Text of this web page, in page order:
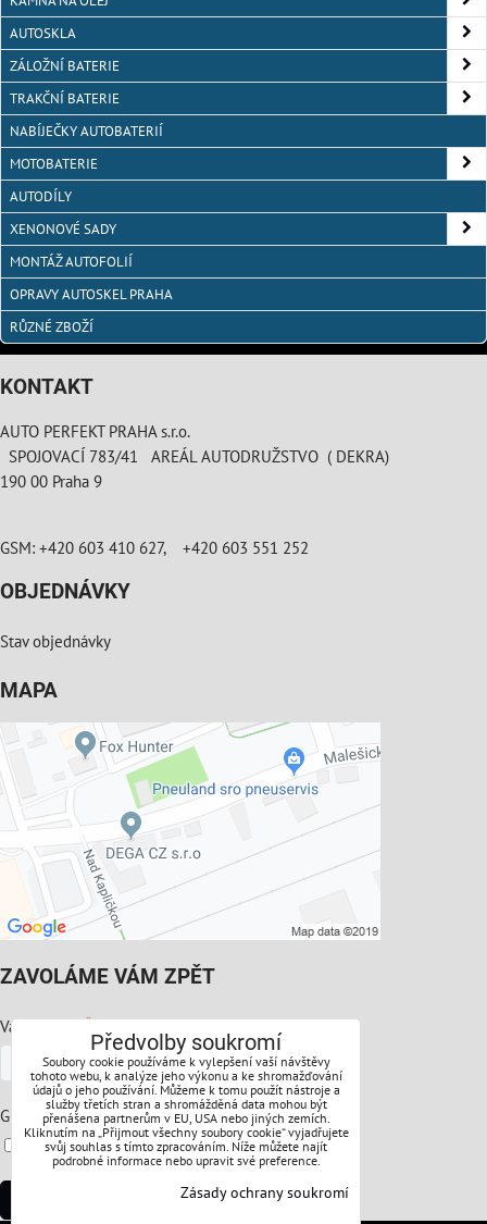
AUTOSKLA
ZÁLOŽNÍ BATERIE
TRAKČNÍ BATERIE
NABÍJEČKY AUTOBATERIÍ
MOTOBATERIE
AUTODÍLY
XENONOVÉ SADY
MONTÁŽ AUTOFOLIÍ
OPRAVY AUTOSKEL PRAHA
RŮZNÉ ZBOŽÍ
KONTAKT
AUTO PERFEKT PRAHA s.r.o.
SPOJOVACÍ 783/41 AREÁL AUTODRUŽSTVO ( DEKRA)
190 00 Praha 9
GSM: +420 603 410 627, +420 603 551 252
OBJEDNÁVKY
Stav objednávky
MAPA
ZAVOLÁME VÁM ZPĚT
Váš telefon:*
GDPR:*
Souhlasíte s ochranou osobních údajů
Předvolby soukromí
Soubory cookie používáme k vylepšení vaší návštěvy
tohoto webu, k analýze jeho výkonu a ke shromažďování
údajů o jeho používání. Můžeme k tomu použít nástroje a
služby třetích stran a shromážděná data mohou být
přenášena partnerům v EU, USA nebo jiných zemích.
Kliknutím na „Přijmout všechny soubory cookie“ vyjadřujete
svůj souhlas s tímto zpracováním. Níže můžete najít
podrobné informace nebo upravit své preference.
Zásady ochrany soukromí